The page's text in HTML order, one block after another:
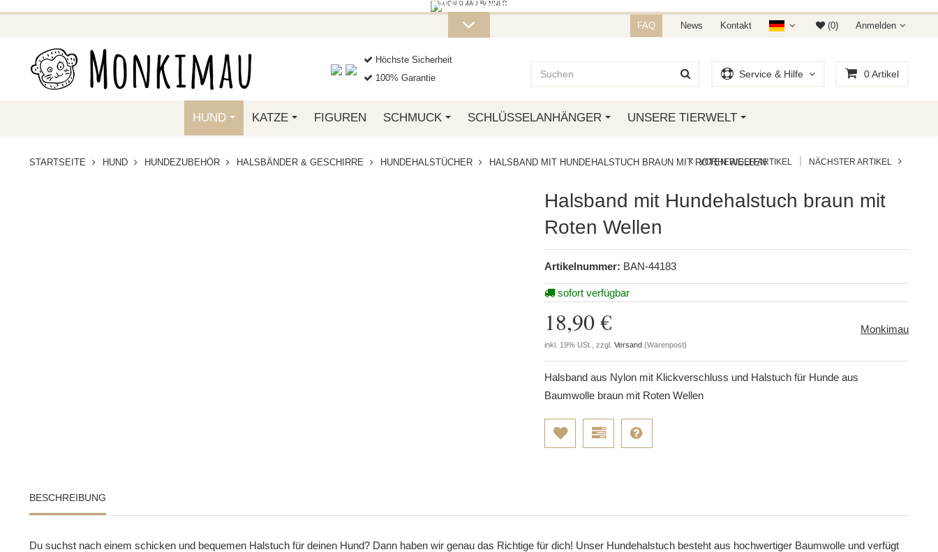
OTTO.
FAQ News Kontakt (0) Anmelden
Höchste Sicherheit
100% Garantie
Service & Hilfe 0Artikel
HUND KATZE FIGUREN SCHMUCK SCHLÜSSELANHÄNGER UNSERE TIERWELT
STARTSEITE HUND HUNDEZUBEHÖR HALSBÄNDER & GESCHIRRE HUNDEHALSTÜCHER HALSBAND MIT HUNDEHALSTUCH BRAUN MIT ROTEN WELLEN
VORHERIGER ARTIKEL | NÄCHSTER ARTIKEL
Halsband mit Hundehalstuch braun mit
Roten Wellen
Artikelnummer: BAN-44183
sofort verfügbar
18,90 €
inkl. 19% USt., zzgl. Versand (Warenpost)
Monkimau
Halsband aus Nylon mit Klickverschluss und Halstuch für Hunde aus
Baumwolle braun mit Roten Wellen
BESCHREIBUNG
Du suchst nach einem schicken und bequemen Halstuch für deinen Hund? Dann haben wir genau das Richtige für dich! Unser Hundehalstuch besteht aus hochwertiger Baumwolle und verfügt